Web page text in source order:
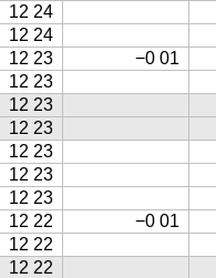
12 24
12 24
12 23 −0 01
12 23
12 23
12 23
12 23
12 23
12 23
12 22 −0 01
12 22
12 22